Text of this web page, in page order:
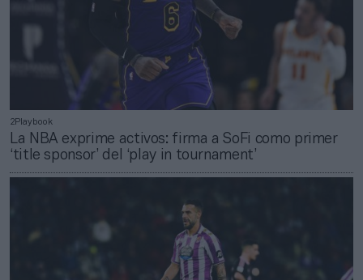
2Playbook
La NBA exprime activos: firma a SoFi como primer
‘title sponsor’ del ‘play in tournament’